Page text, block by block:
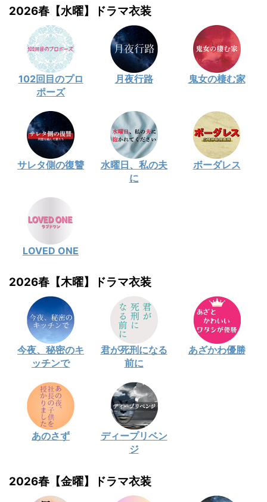
2026春【水曜】ドラマ衣装
102回目のプロ
ポーズ
月夜行路 鬼女の棲む家
サレタ側の復讐
水曜日、私の夫
に
ボーダレス
LOVED ONE
2026春【木曜】ドラマ衣装
今夜、秘密のキ
ッチンで
君が死刑になる
前に
あざかわ優勝
あのさず
ディープリベン
ジ
2026春【金曜】ドラマ衣装